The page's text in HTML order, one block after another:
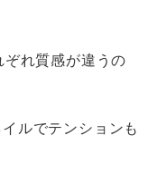
れ質感が違うの
ルでテンションも